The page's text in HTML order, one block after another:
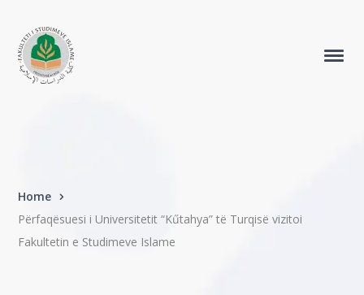
Home
Përfaqësuesi i Universitetit “Kűtahya” të Turqisë vizitoi
Fakultetin e Studimeve Islame